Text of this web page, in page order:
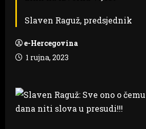
Slaven Raguž, predsjednik
e-Hercegovina
1 rujna, 2023